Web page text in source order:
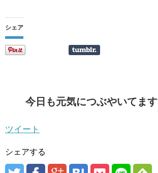
シェア
今日も元気につぶやいてます
ツイート
シェアする